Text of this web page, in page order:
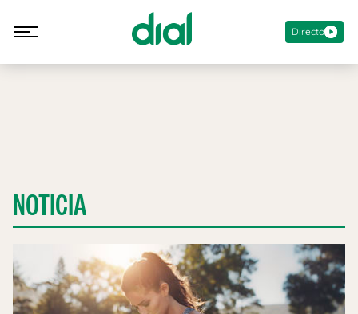
Directo
NOTICIA